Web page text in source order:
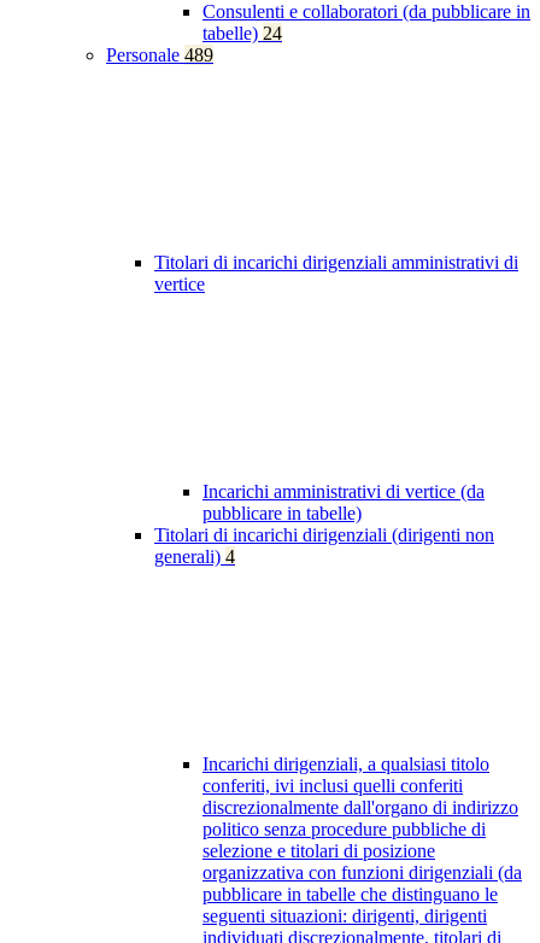
Consulenti e collaboratori (da pubblicare in
tabelle) 24
Personale 489
Titolari di incarichi dirigenziali amministrativi di
vertice
Incarichi amministrativi di vertice (da
pubblicare in tabelle)
Titolari di incarichi dirigenziali (dirigenti non
generali) 4
Incarichi dirigenziali, a qualsiasi titolo
conferiti, ivi inclusi quelli conferiti
discrezionalmente dall'organo di indirizzo
politico senza procedure pubbliche di
selezione e titolari di posizione
organizzativa con funzioni dirigenziali (da
pubblicare in tabelle che distinguano le
seguenti situazioni: dirigenti, dirigenti
individuati discrezionalmente, titolari di